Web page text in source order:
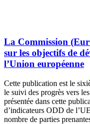
La Commission
sur les objectifs de
l’Union européenne
Cette publication est le
le suivi des progrès vers
présentée dans cette
d’indicateurs ODD de
nombre de parties